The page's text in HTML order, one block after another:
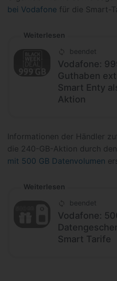
bei Vodafone für die Smart-
Weiterlesen
beendet
Vodafone:
Guthaben
Smart Enty
Aktion
Informationen der Händler
die 240-GB-Aktion durch den
mit 500 GB Datenvolumen
Weiterlesen
beendet
Vodafone:
Smart Tarife